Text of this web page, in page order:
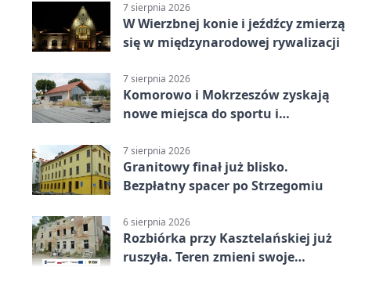
7 sierpnia 2026
W Wierzbnej konie i jeźdźcy zmierzą
się w międzynarodowej rywalizacji
7 sierpnia 2026
Komorowo i Mokrzeszów zyskają
nowe miejsca do sportu i
7 sierpnia 2026
Granitowy finał już blisko.
Bezpłatny spacer po Strzegomiu
6 sierpnia 2026
Rozbiórka przy Kasztelańskiej już
ruszyła. Teren zmieni swoje